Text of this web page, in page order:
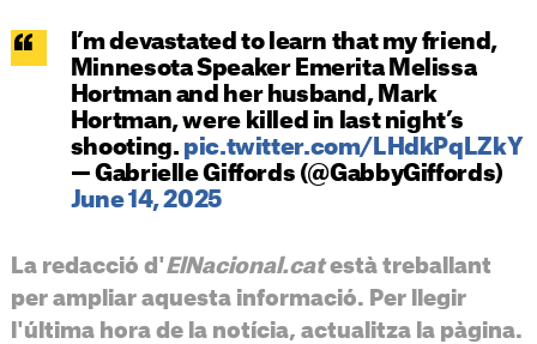
I’m devastated to learn that my friend,
Minnesota Speaker Emerita Melissa
Hortman and her husband, Mark
Hortman, were killed in last night’s
shooting. pic.twitter.com/LHdkPqLZkY
— Gabrielle Giffords (@GabbyGiffords)
June 14, 2025
La redacció d'ElNacional.catestà treballant
per ampliar aquesta informació. Per llegir
l'última hora de la notícia, actualitza la pàgina.